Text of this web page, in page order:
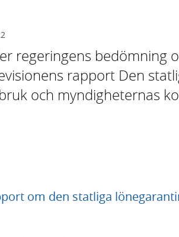
regeringens bedömning
rapport Den
och myndigheternas
om den statliga